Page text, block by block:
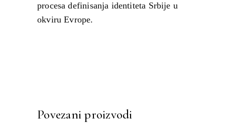
procesa definisanja identiteta Srbije u
okviru Evrope.
Povezani proizvodi